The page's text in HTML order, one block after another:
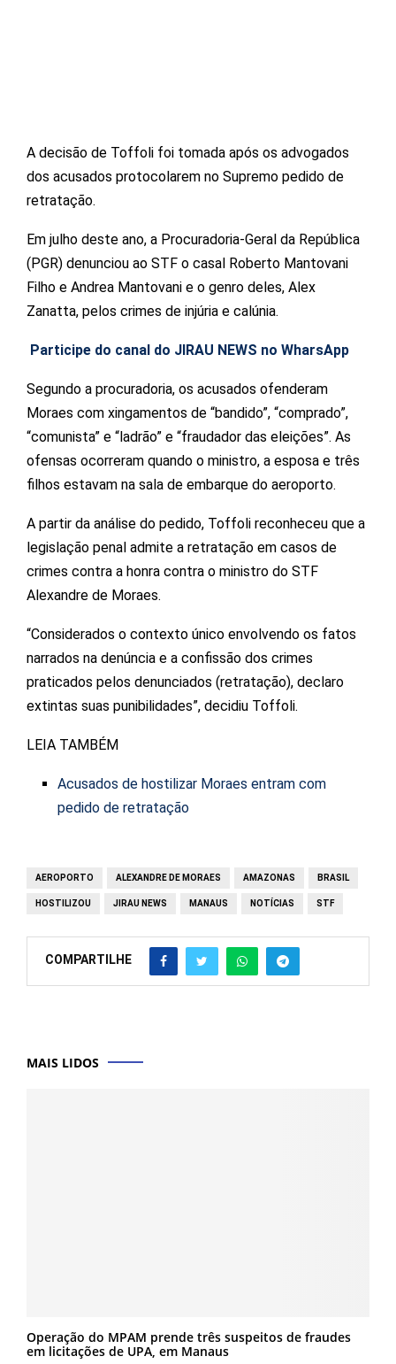
A decisão de Toffoli foi tomada após os advogados
dos acusados protocolarem no Supremo pedido de
retratação.
Em julho deste ano, a Procuradoria-Geral da República
(PGR) denunciou ao STF o casal Roberto Mantovani
Filho e Andrea Mantovani e o genro deles, Alex
Zanatta, pelos crimes de injúria e calúnia.
Participe do canal do JIRAU NEWS no WharsApp
Segundo a procuradoria, os acusados ofenderam
Moraes com xingamentos de “bandido”, “comprado”,
“comunista” e “ladrão” e “fraudador das eleições”. As
ofensas ocorreram quando o ministro, a esposa e três
filhos estavam na sala de embarque do aeroporto.
A partir da análise do pedido, Toffoli reconheceu que a
legislação penal admite a retratação em casos de
crimes contra a honra contra o ministro do STF
Alexandre de Moraes.
“Considerados o contexto único envolvendo os fatos
narrados na denúncia e a confissão dos crimes
praticados pelos denunciados (retratação), declaro
extintas suas punibilidades”, decidiu Toffoli.
LEIA TAMBÉM
Acusados de hostilizar Moraes entram com
pedido de retratação
AEROPORTO ALEXANDRE DE MORAES AMAZONAS BRASIL
HOSTILIZOU JIRAU NEWS MANAUS NOTÍCIAS STF
COMPARTILHE
MAIS LIDOS
Operação do MPAM prende três suspeitos de fraudes
em licitações de UPA, em Manaus